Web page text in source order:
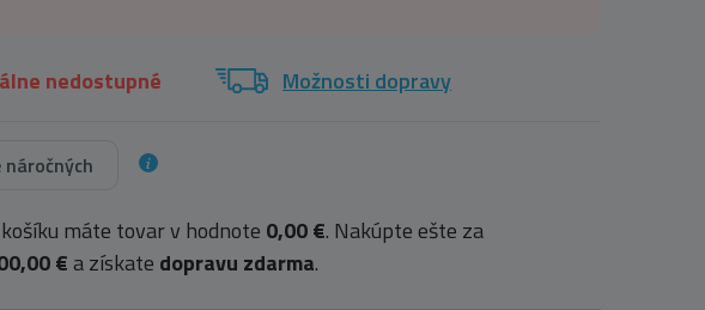
nedostupné Možnosti dopravy
náročných
máte tovar v hodnote 0,00 €. Nakúpte ešte za
€a získate dopravu zdarma.